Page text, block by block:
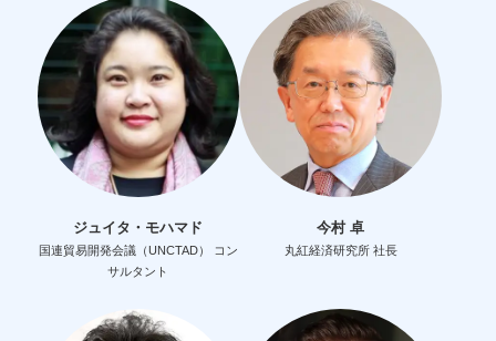
ジュイタ・モハマド
国連貿易開発会議（UNCTAD） コン
サルタント
今村 卓
丸紅経済研究所 社長